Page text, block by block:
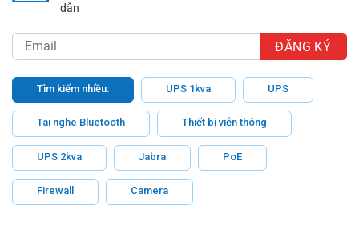
dẫn
Tìm kiếm nhiều: UPS 1kva UPS
Tai nghe Bluetooth Thiết bị viễn thông
UPS 2kva Jabra PoE
Firewall Camera